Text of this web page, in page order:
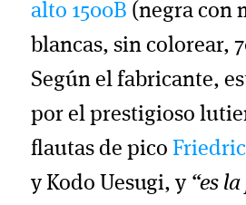
alto 1500B (negra con
blancas, sin colorear,
Según el fabricante,
por el prestigioso
flautas de pico
y Kodo Uesugi, y “es